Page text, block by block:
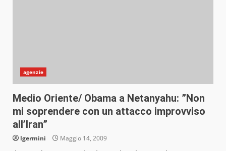
agenzie
Medio Oriente/ Obama a Netanyahu: ”Non
mi soprendere con un attacco improvviso
all’Iran”
lgermini Maggio 14, 2009